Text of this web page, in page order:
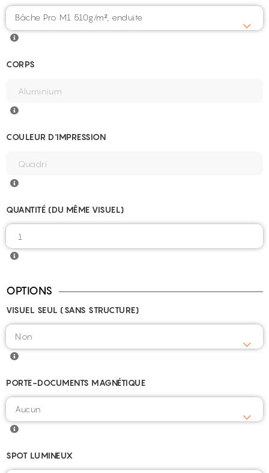
Bâche Pro M1 510g/m², enduite
CORPS
COULEUR D'IMPRESSION
QUANTITÉ (DU MÊME VISUEL)
OPTIONS
VISUEL SEUL (SANS STRUCTURE)
PORTE-DOCUMENTS MAGNÉTIQUE
SPOT LUMINEUX